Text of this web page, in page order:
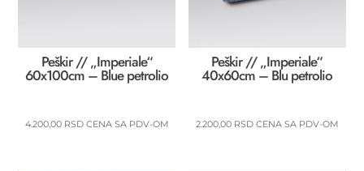
Peškir // „Imperiale“
60x100cm – Blue petrolio
4.200,00 RSD CENA SA PDV-OM
Peškir // „Imperiale“
40x60cm – Blu petrolio
2.200,00 RSD CENA SA PDV-OM